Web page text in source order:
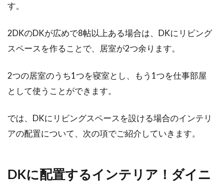
す。
2DKのDKが広めで8帖以上ある場合は、DKにリビング
スペースを作ることで、居室が2つ余ります。
2つの居室のうち1つを寝室とし、もう1つを仕事部屋
として使うことができます。
では、DKにリビングスペースを設ける場合のインテリ
アの配置について、次の項でご紹介していきます。
DKに配置するインテリア！ダイニ